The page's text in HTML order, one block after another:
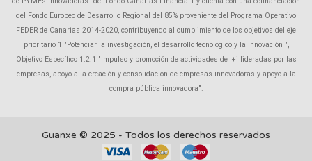
del Fondo Europeo de Desarrollo Regional del 85% proveniente del Programa Operativo
FEDER de Canarias 2014-2020, contribuyendo al cumplimiento de los objetivos del eje
prioritario 1 "Potenciar la investigación, el desarrollo tecnológico y la innovación ",
Objetivo Específico 1.2.1 "Impulso y promoción de actividades de I+i lideradas por las
empresas, apoyo a la creación y consolidación de empresas innovadoras y apoyo a la
compra pública innovadora".
Guanxe © 2025 - Todos los derechos reservados